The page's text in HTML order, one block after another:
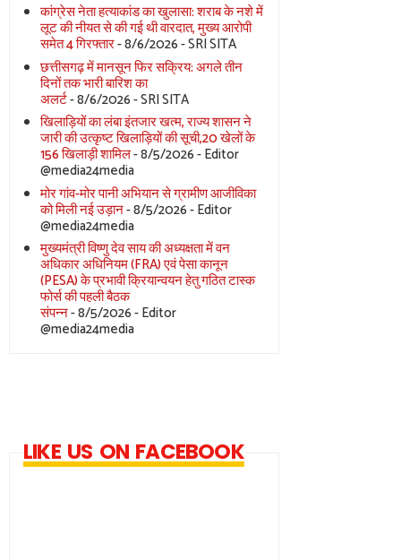
कांग्रेस नेता हत्याकांड का खुलासा: शराब के नशे में
लूट की नीयत से की गई थी वारदात, मुख्य आरोपी
समेत 4 गिरफ्तार- 8/6/2026- SRI SITA
छत्तीसगढ़ में मानसून फिर सक्रिय: अगले तीन
दिनों तक भारी बारिश का
अलर्ट- 8/6/2026- SRI SITA
खिलाड़ियों का लंबा इंतजार खत्म, राज्य शासन ने
जारी की उत्कृष्ट खिलाड़ियों की सूची,20 खेलों के
156 खिलाड़ी शामिल- 8/5/2026- Editor
@media24media
मोर गांव-मोर पानी अभियान से ग्रामीण आजीविका
को मिली नई उड़ान- 8/5/2026- Editor
@media24media
मुख्यमंत्री विष्णु देव साय की अध्यक्षता में वन
अधिकार अधिनियम (FRA) एवं पेसा कानून
(PESA) के प्रभावी क्रियान्वयन हेतु गठित टास्क
फोर्स की पहली बैठक
संपन्न- 8/5/2026- Editor
@media24media
LIKE US ON FACEBOOK